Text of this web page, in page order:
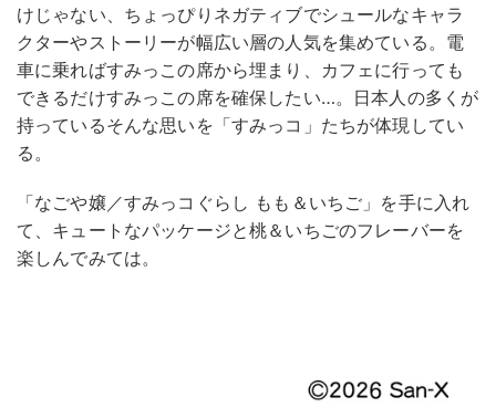
けじゃない、ちょっぴりネガティブでシュールなキャラ
クターやストーリーが幅広い層の人気を集めている。電
車に乗ればすみっこの席から埋まり、カフェに行っても
できるだけすみっこの席を確保したい…。日本人の多くが
持っているそんな思いを「すみっコ」たちが体現してい
る。
「なごや嬢／すみっコぐらし もも＆いちご」を手に入れ
て、キュートなパッケージと桃＆いちごのフレーバーを
楽しんでみては。